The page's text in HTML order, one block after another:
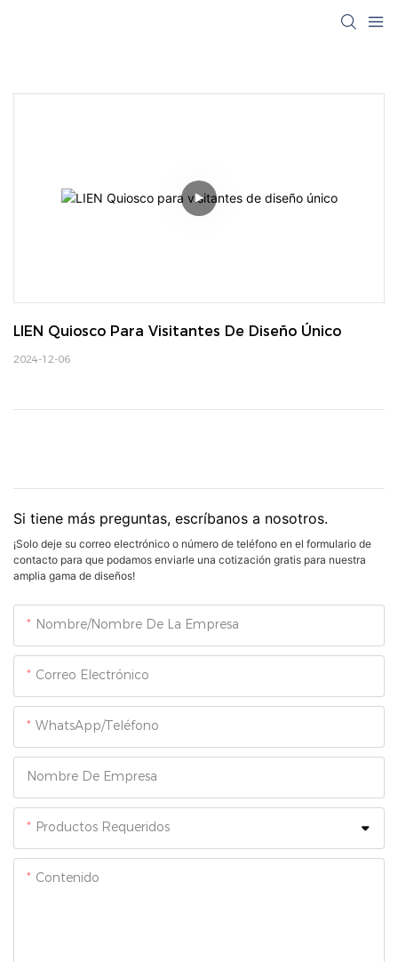
LIEN Quiosco Para Visitantes De Diseño Único
2024-12-06
Si tiene más preguntas, escríbanos a nosotros.
¡Solo deje su correo electrónico o número de teléfono en el formulario de
contacto para que podamos enviarle una cotización gratis para nuestra
amplia gama de diseños!
Nombre/Nombre De La Empresa
Correo Electrónico
WhatsApp/Teléfono
Nombre De Empresa
Productos Requeridos
Contenido